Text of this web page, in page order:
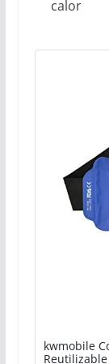
calor
kwmobile